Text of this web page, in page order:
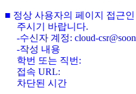
■ 정상 사용자의 페이지 접근
주시기 바랍니다.
-수신자 계정: cloud-
-작성 내용
학번 또는 직번:
접속 URL:
차단된 시간